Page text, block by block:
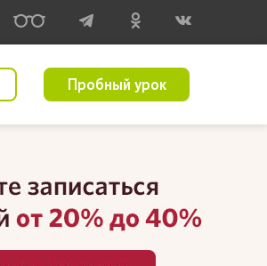
Пробный урок